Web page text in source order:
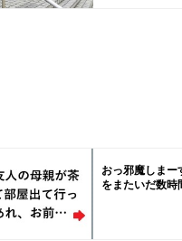
おっ邪魔しまー
をまたいだ数時